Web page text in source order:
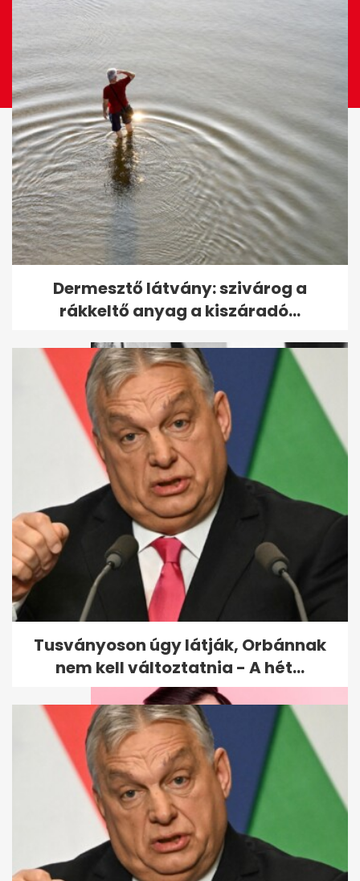
Kvíz: hány filmet ismersz fel a
gyerekrajzok alapján?
Retró kvíz gyerekkorod
kedvenc meséivel - Ha
meglesz a 6 pont,...
Dermesztő látvány: szivárog a
rákkeltő anyag a kiszáradó...
Tusványoson úgy látják, Orbánnak
nem kell változtatnia - A hét...